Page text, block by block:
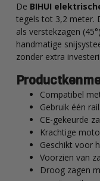
De BIHUI
tegels tot 3,2 meter.
als verstekzagen
handmatige
zonder extra
Compatibel
Gebruik één
CE-gekeurde
Krachtige
Geschikt voor
Voorzien van
Droog zagen